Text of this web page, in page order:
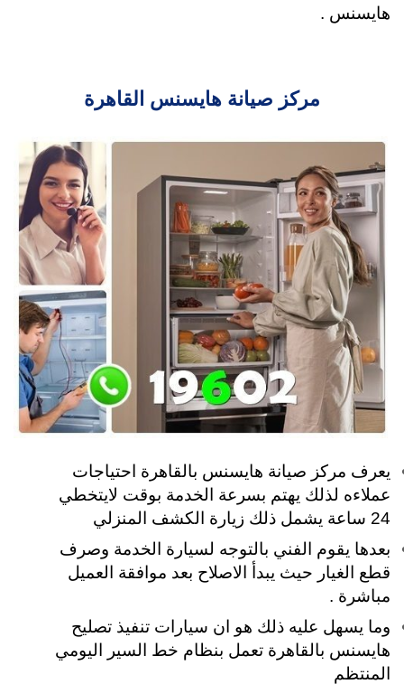
هايسنس .
مركز صيانة هايسنس القاهرة
يعرف مركز صيانة هايسنس بالقاهرة احتياجات
عملاءه لذلك يهتم بسرعة الخدمة بوقت لايتخطي
24 ساعة يشمل ذلك زيارة الكشف المنزلي
بعدها يقوم الفني بالتوجه لسيارة الخدمة وصرف
قطع الغيار حيث يبدأ الاصلاح بعد موافقة العميل
مباشرة .
وما يسهل عليه ذلك هو ان سيارات تنفيذ تصليح
هايسنس بالقاهرة تعمل بنظام خط السير اليومي
المنتظم